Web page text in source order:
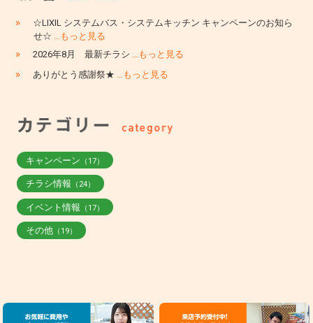
»
☆LIXIL システムバス・システムキッチン キャンペーンのお知ら
せ☆
…もっと見る
» 2026年8月 最新チラシ …もっと見る
» ありがとう感謝祭★ …もっと見る
キャンペーン （17）
チラシ情報 （24）
イベント情報 （17）
その他（19）